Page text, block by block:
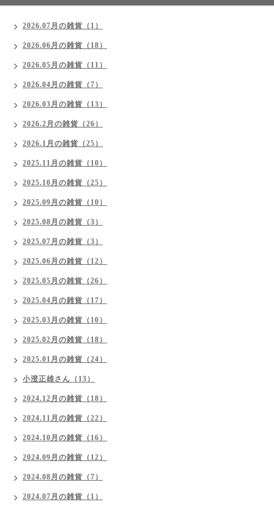
2026.07月の雑貨（1）
2026.06月の雑貨（18）
2026.05月の雑貨（11）
2026.04月の雑貨（7）
2026.03月の雑貨（13）
2026.2月の雑貨（26）
2026.1月の雑貨（25）
2025.11月の雑貨（10）
2025.10月の雑貨（25）
2025.09月の雑貨（10）
2025.08月の雑貨（3）
2025.07月の雑貨（3）
2025.06月の雑貨（12）
2025.05月の雑貨（26）
2025.04月の雑貨（17）
2025.03月の雑貨（10）
2025.02月の雑貨（18）
2025.01月の雑貨（24）
小澄正雄さん（13）
2024.12月の雑貨（18）
2024.11月の雑貨（22）
2024.10月の雑貨（16）
2024.09月の雑貨（12）
2024.08月の雑貨（7）
2024.07月の雑貨（1）